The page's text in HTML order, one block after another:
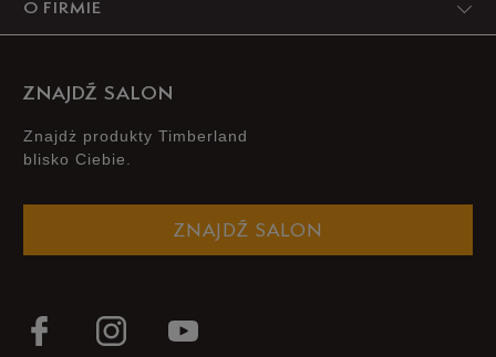
O FIRMIE
ZNAJDŹ SALON
Znajdż produkty Timberland
blisko Ciebie.
ZNAJDŹ SALON